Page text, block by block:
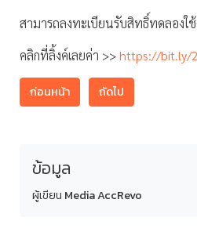
สามารถลงทะเบียนรับสิทธิ์ทดลองใ
คลิกที่ลิ้งค์เลยค่า >>https://bit.ly/
ก่อนหน้า ถัดไป
ข้อมูล
ผู้เขียน Media AccRevo